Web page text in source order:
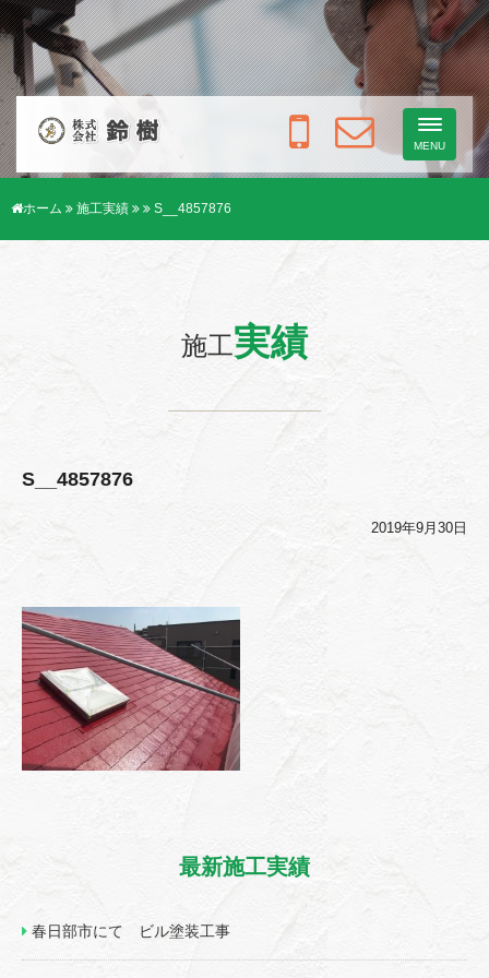
Toggle
MENU
ホーム 施工実績 S__4857876
施工実績
S__4857876
2019年9月30日
最新施工実績
春日部市にて ビル塗装工事